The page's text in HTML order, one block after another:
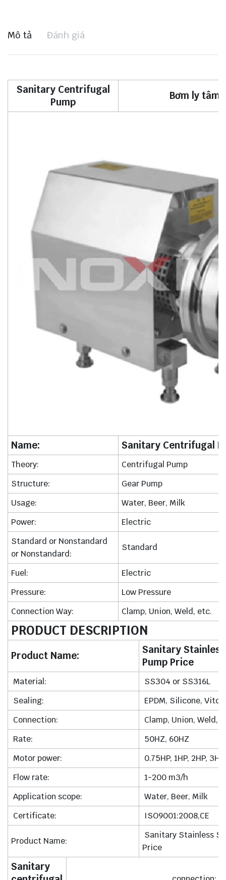
Mô tả Đánh giá
Sanitary Centrifugal
Pump
Bơm ly tâm
Name: Sanitary Centrifugal
Theory:
Centrifugal Pump
Structure:
Gear Pump
Usage:
Water, Beer, Milk
Power:
Electric
Standard or Nonstandard
or Nonstandard:
Standard
Fuel:
Electric
Pressure:
Low Pressure
Connection Way:
Clamp, Union, Weld, etc.
PRODUCT DESCRIPTION
Product Name:
Sanitary
Pump Price
Material:
SS304 or SS316L
Sealing:
EPDM, Silicone, Viton
Connection:
Clamp, Union, Weld,
Rate:
50HZ, 60HZ
Motor power:
0.75HP, 1HP, 2HP,
Flow rate:
1-200 m3/h
Application scope:
Water, Beer, Milk
Certificate:
ISO9001:2008,CE
Product Name:
Sanitary Stainless
Price
Sanitary